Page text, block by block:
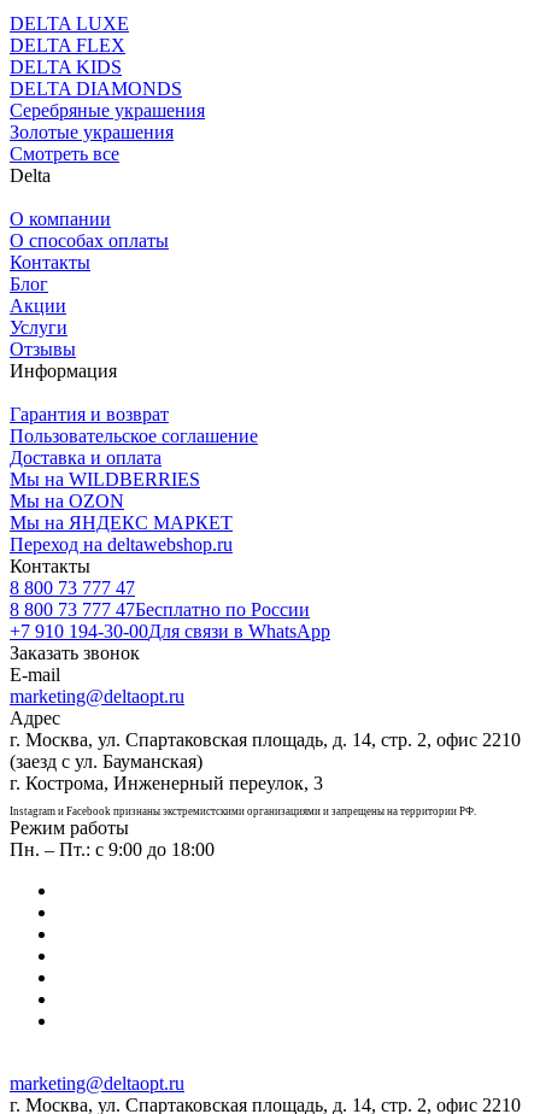
DELTA LUXE
DELTA FLEX
DELTA KIDS
DELTA DIAMONDS
Серебряные украшения
Золотые украшения
Смотреть все
Delta
О компании
О способах оплаты
Контакты
Блог
Акции
Услуги
Отзывы
Информация
Гарантия и возврат
Пользовательское соглашение
Доставка и оплата
Мы на WILDBERRIES
Мы на OZON
Мы на ЯНДЕКС МАРКЕТ
Переход на deltawebshop.ru
Контакты
8 800 73 777 47
8 800 73 777 47Бесплатно по России
+7 910 194-30-00Для связи в WhatsApp
Заказать звонок
E-mail
marketing@deltaopt.ru
Адрес
г. Москва, ул. Спартаковская площадь, д. 14, стр. 2, офис 2210
(заезд с ул. Бауманская)
г. Кострома, Инженерный переулок, 3
Instagram и Facebook признаны экстремистскими организациями и запрещены на территории РФ.
Режим работы
Пн. – Пт.: с 9:00 до 18:00
marketing@deltaopt.ru
г. Москва, ул. Спартаковская площадь, д. 14, стр. 2, офис 2210